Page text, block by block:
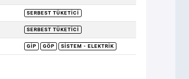
SERBEST TÜKETICI
SERBEST TÜKETICI
GİP GÖP SISTEM - ELEKTRIK